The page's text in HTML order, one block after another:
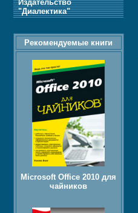
Издательство
"Диалектика"
Рекомендуемые книги
Microsoft Office 2010 для
чайников